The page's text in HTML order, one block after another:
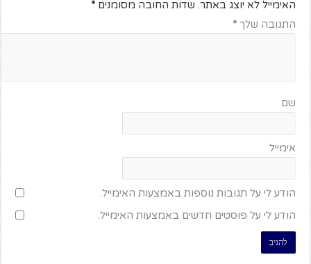
האימייל לא יוצג באתר. שדות החובה מסומנים*
התגובה שלך*
שם
אימייל
הודע לי על תגובות נוספות באמצעות האימייל.
הודע לי על פוסטים חדשים באמצעות האימייל.